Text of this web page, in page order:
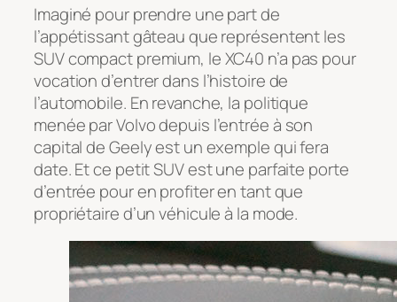
Imaginé pour prendre une part de
l’appétissant gâteau que représentent les
SUV compact premium, le XC40 n’a pas pour
vocation d’entrer dans l’histoire de
l’automobile. En revanche, la politique
menée par Volvo depuis l’entrée à son
capital de Geely est un exemple qui fera
date. Et ce petit SUV est une parfaite porte
d’entrée pour en profiter en tant que
propriétaire d’un véhicule à la mode.